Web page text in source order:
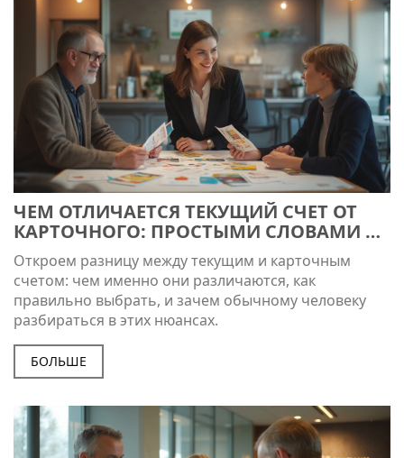
ЧЕМ ОТЛИЧАЕТСЯ ТЕКУЩИЙ СЧЕТ ОТ
КАРТОЧНОГО: ПРОСТЫМИ СЛОВАМИ О
БАНКОВСКИХ ПРОДУКТАХ
Откроем разницу между текущим и карточным
счетом: чем именно они различаются, как
правильно выбрать, и зачем обычному человеку
разбираться в этих нюансах.
БОЛЬШЕ